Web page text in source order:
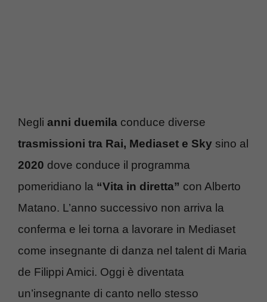
Negli anni duemila conduce diverse
trasmissioni tra Rai, Mediaset e Sky sino al
2020 dove conduce il programma
pomeridiano la “Vita in diretta” con Alberto
Matano. L’anno successivo non arriva la
conferma e lei torna a lavorare in Mediaset
come insegnante di danza nel talent di Maria
de Filippi Amici. Oggi è diventata
un’insegnante di canto nello stesso